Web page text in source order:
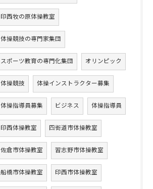
印西牧の原体操教室
体操競技の専門家集団
スポーツ教育の専門化集団 オリンピック
体操競技 体操インストラクター募集
体操指導員募集 ビジネス 体操指導員
印西体操教室 四街道市体操教室
佐倉市体操教室 習志野市体操教室
船橋市体操教室 印西市体操教室